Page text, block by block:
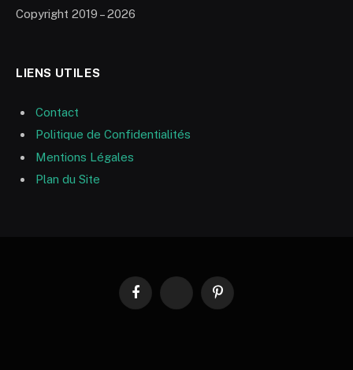
Copyright 2019 – 2026
LIENS UTILES
Contact
Politique de Confidentialités
Mentions Légales
Plan du Site
Facebook RSS Pinterest